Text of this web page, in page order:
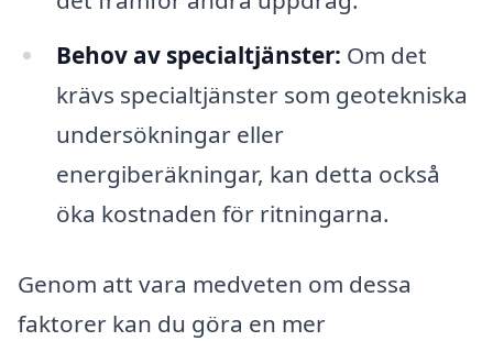
Behov av specialtjänster: Om det
krävs specialtjänster som geotekniska
undersökningar eller
energiberäkningar, kan detta också
öka kostnaden för ritningarna.
Genom att vara medveten om dessa
faktorer kan du göra en mer